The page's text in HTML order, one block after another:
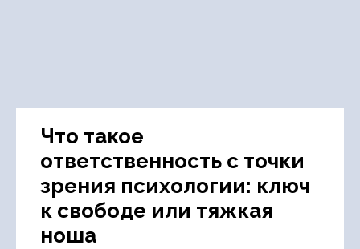
Что такое
ответственность с точки
зрения психологии: ключ
к свободе или тяжкая
ноша